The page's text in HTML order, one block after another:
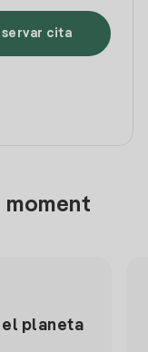
cita
el planeta